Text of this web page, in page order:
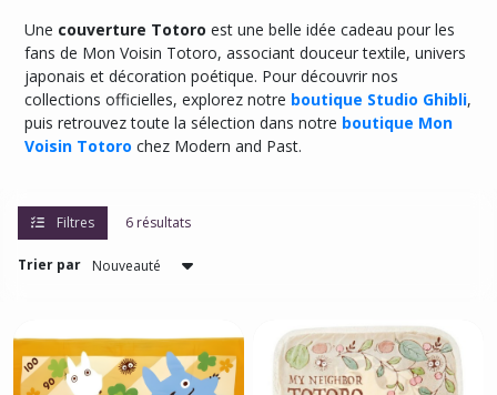
Une couverture Totoro est une belle idée cadeau pour les
fans de Mon Voisin Totoro, associant douceur textile, univers
japonais et décoration poétique. Pour découvrir nos
collections officielles, explorez notre boutique Studio Ghibli,
puis retrouvez toute la sélection dans notre boutique Mon
Voisin Totoro chez Modern and Past.
Filtres 6 résultats
Trier par